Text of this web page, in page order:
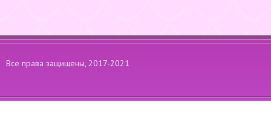
Все права защищены, 2017-2021